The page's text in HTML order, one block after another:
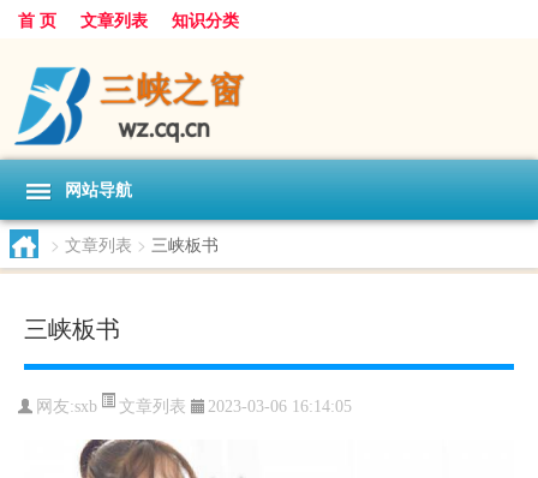
首 页 文章列表 知识分类
网站导航
> 文章列表 > 三峡板书
三峡板书
网友:sxb 文章列表 2023-03-06 16:14:05